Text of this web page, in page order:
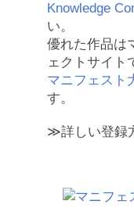
Knowledge
い。
優れた作品は
ェクトサイト
マニフェスト
す。
≫詳しい登録